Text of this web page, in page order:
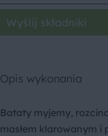
Wyślij składniki
Opis wykonania
Bataty myjemy,
masłem klarowanym